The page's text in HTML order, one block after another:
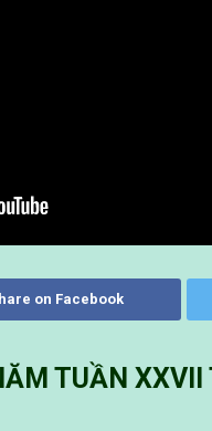
on Facebook
TUẦN XXVII